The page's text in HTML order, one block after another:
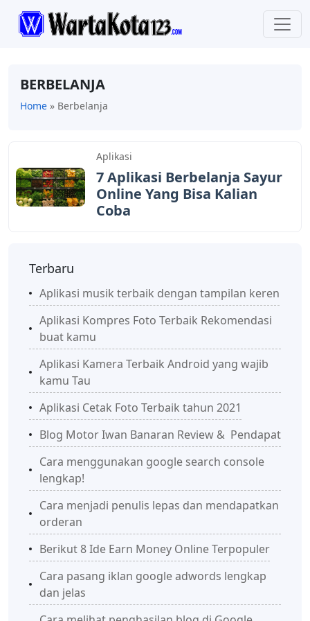
BERBELANJA
Home » Berbelanja
Aplikasi
7 Aplikasi Berbelanja Sayur
Online Yang Bisa Kalian
Coba
Terbaru
Aplikasi musik terbaik dengan tampilan keren
Aplikasi Kompres Foto Terbaik Rekomendasi
buat kamu
Aplikasi Kamera Terbaik Android yang wajib
kamu Tau
Aplikasi Cetak Foto Terbaik tahun 2021
Blog Motor Iwan Banaran Review & Pendapat
Cara menggunakan google search console
lengkap!
Cara menjadi penulis lepas dan mendapatkan
orderan
Berikut 8 Ide Earn Money Online Terpopuler
Cara pasang iklan google adwords lengkap
dan jelas